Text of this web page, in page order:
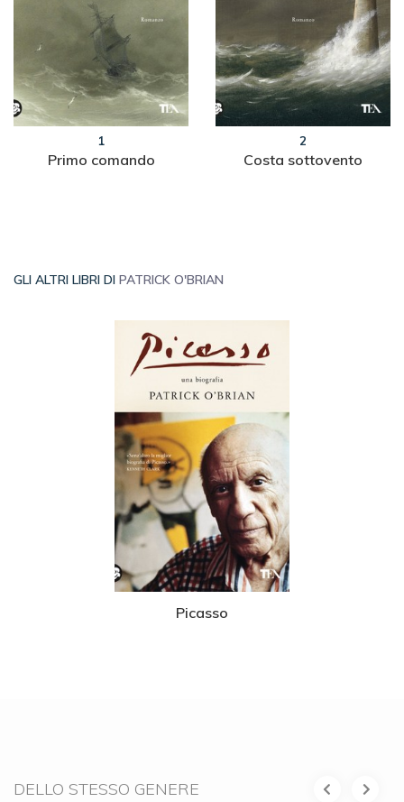
1
Primo comando
2
Costa sottovento
GLI ALTRI LIBRI DI PATRICK O'BRIAN
Picasso
DELLO STESSO GENERE